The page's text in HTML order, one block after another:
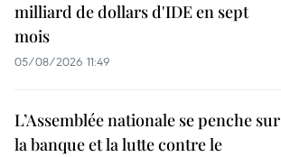
milliard de dollars d'IDE en sept
mois
05/08/2026 11:49
L’Assemblée nationale se penche sur
la banque et la lutte contre le